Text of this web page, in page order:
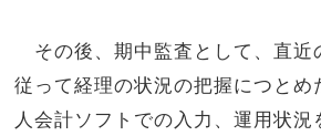
その後、期中監査として、直近
従って経理の状況の把握につとめ
人会計ソフトでの入力、運用状